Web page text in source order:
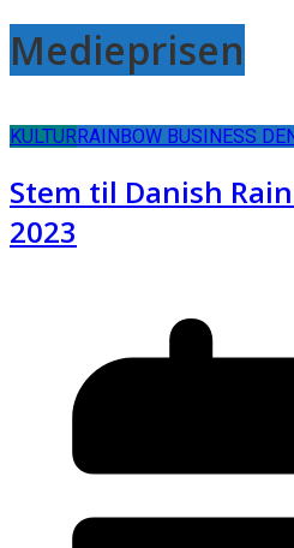
Medieprisen
KULTURRAINBOW BUSINESS
Stem til Danish
2023